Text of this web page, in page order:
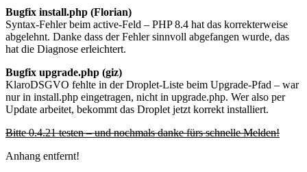
Bugfix install.php (Florian)
Syntax-Fehler beim active-Feld – PHP 8.4 hat das korrekterweise
abgelehnt. Danke dass der Fehler sinnvoll abgefangen wurde, das
hat die Diagnose erleichtert.
Bugfix upgrade.php (giz)
KlaroDSGVO fehlte in der Droplet-Liste beim Upgrade-Pfad – war
nur in install.php eingetragen, nicht in upgrade.php. Wer also per
Update arbeitet, bekommt das Droplet jetzt korrekt installiert.
Bitte 0.4.21 testen – und nochmals danke fürs schnelle Melden!
Anhang entfernt!